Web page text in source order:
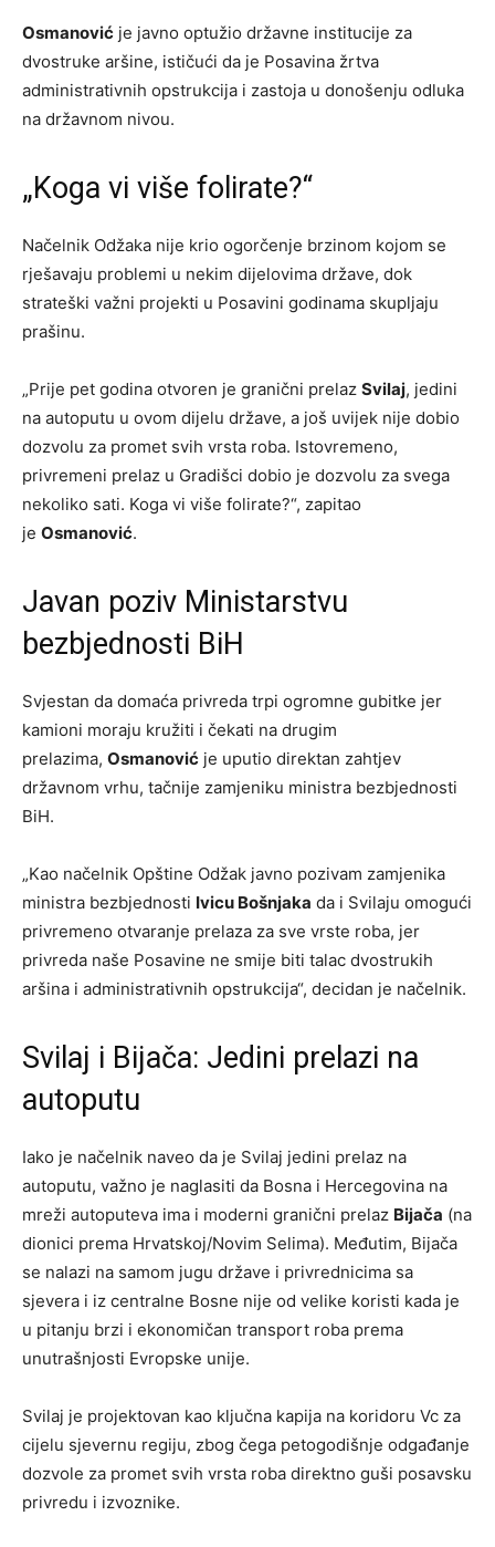
Osmanović je javno optužio državne institucije za
dvostruke aršine, ističući da je Posavina žrtva
administrativnih opstrukcija i zastoja u donošenju odluka
na državnom nivou.
„Koga vi više folirate?“
Načelnik Odžaka nije krio ogorčenje brzinom kojom se
rješavaju problemi u nekim dijelovima države, dok
strateški važni projekti u Posavini godinama skupljaju
prašinu.
„Prije pet godina otvoren je granični prelaz Svilaj, jedini
na autoputu u ovom dijelu države, a još uvijek nije dobio
dozvolu za promet svih vrsta roba. Istovremeno,
privremeni prelaz u Gradišci dobio je dozvolu za svega
nekoliko sati. Koga vi više folirate?“, zapitao
je Osmanović.
Javan poziv Ministarstvu
bezbjednosti BiH
Svjestan da domaća privreda trpi ogromne gubitke jer
kamioni moraju kružiti i čekati na drugim
prelazima, Osmanović je uputio direktan zahtjev
državnom vrhu, tačnije zamjeniku ministra bezbjednosti
BiH.
„Kao načelnik Opštine Odžak javno pozivam zamjenika
ministra bezbjednosti Ivicu Bošnjaka da i Svilaju omogući
privremeno otvaranje prelaza za sve vrste roba, jer
privreda naše Posavine ne smije biti talac dvostrukih
aršina i administrativnih opstrukcija“, decidan je načelnik.
Svilaj i Bijača: Jedini prelazi na
autoputu
Iako je načelnik naveo da je Svilaj jedini prelaz na
autoputu, važno je naglasiti da Bosna i Hercegovina na
mreži autoputeva ima i moderni granični prelaz Bijača (na
dionici prema Hrvatskoj/Novim Selima). Međutim, Bijača
se nalazi na samom jugu države i privrednicima sa
sjevera i iz centralne Bosne nije od velike koristi kada je
u pitanju brzi i ekonomičan transport roba prema
unutrašnjosti Evropske unije.
Svilaj je projektovan kao ključna kapija na koridoru Vc za
cijelu sjevernu regiju, zbog čega petogodišnje odgađanje
dozvole za promet svih vrsta roba direktno guši posavsku
privredu i izvoznike.